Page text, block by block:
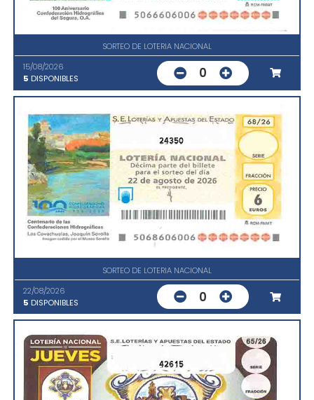
SORTEO DE LOTERIA NACIONAL
15/08/2026
5 DISPONIBLES 0
24350
SORTEO DE LOTERIA NACIONAL
22/08/2026
5 DISPONIBLES 0
42615